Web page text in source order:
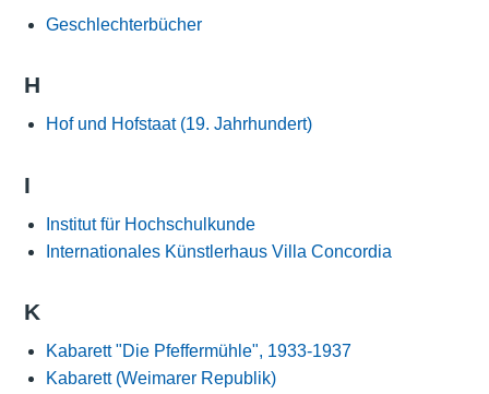
Geschlechterbücher
H
Hof und Hofstaat (19. Jahrhundert)
I
Institut für Hochschulkunde
Internationales Künstlerhaus Villa Concordia
K
Kabarett "Die Pfeffermühle", 1933-1937
Kabarett (Weimarer Republik)